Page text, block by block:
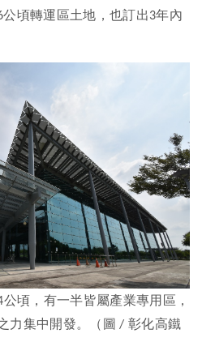
公頃轉運區土地，也訂出3年內
公頃，有一半皆屬產業專用區，
力集中開發。（圖 /彰化高鐵